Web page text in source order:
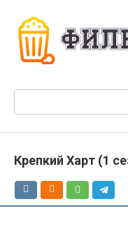
контенту
Крепкий Харт (1